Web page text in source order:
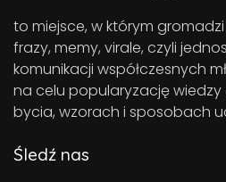
to miejsce, w którym gromadzi
frazy, memy, virale, czyli
komunikacji współczesnych
na celu popularyzację wiedzy
bycia, wzorach i sposobach
Śledź nas